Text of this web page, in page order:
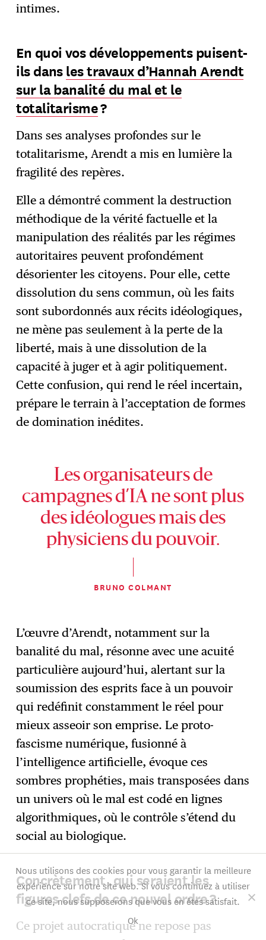
intimes.
En quoi vos développements puisent-
ils dansles travaux d’Hannah Arendt
sur la banalité du mal et le
totalitarisme?
Dans ses analyses profondes sur le
totalitarisme, Arendt a mis en lumière la
fragilité des repères.
Elle a démontré comment la destruction
méthodique de la vérité factuelle et la
manipulation des réalités par les régimes
autoritaires peuvent profondément
désorienter les citoyens. Pour elle, cette
dissolution du sens commun, où les faits
sont subordonnés aux récits idéologiques,
ne mène pas seulement à la perte de la
liberté, mais à une dissolution de la
capacité à juger et à agir politiquement.
Cette confusion, qui rend le réel incertain,
prépare le terrain à l’acceptation de formes
de domination inédites.
Les organisateurs de
campagnes d’IA ne sont plus
des idéologues mais des
physiciens du pouvoir.
BRUNO COLMANT
L’œuvre d’Arendt, notamment sur la
banalité du mal, résonne avec une acuité
particulière aujourd’hui, alertant sur la
soumission des esprits face à un pouvoir
qui redéfinit constamment le réel pour
mieux asseoir son emprise. Le proto-
fascisme numérique, fusionné à
l’intelligence artificielle, évoque ces
sombres prophéties, mais transposées dans
un univers où le mal est codé en lignes
algorithmiques, où le contrôle s’étend du
social au biologique.
Concrètement, qui seraient les
figures clefs de ce nouvel ordre ?
Ce projet autocratique ne repose pas
Nous utilisons des cookies pour vous garantir la meilleure
expérience sur notre site web. Si vous continuez à utiliser
ce site, nous supposerons que vous en êtes satisfait.
Ok